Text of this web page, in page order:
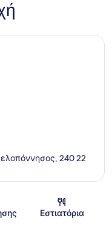
240 22
Εστιατόρια